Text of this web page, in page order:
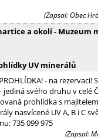
(Zapsal: Obec
a okolí - Muzeum
UV minerálů
- na rezervaci!
svého druhu v celé
prohlídka s
nasvícené UV A, B i C
735 099 975
(Zapsal: